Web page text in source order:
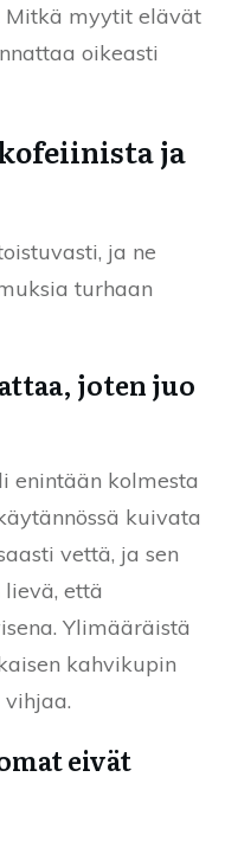
Mitkä myytit elävät
oikeasti
ja
ja ne
turhaan
joten juo
enintään kolmesta
kuivata
vettä, ja sen
että
Ylimääräistä
kahvikupin
eivät